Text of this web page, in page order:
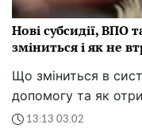
Нові субсидії, ВПО
зміниться і як не
Що зміниться в
допомогу та як
13:13 03.02